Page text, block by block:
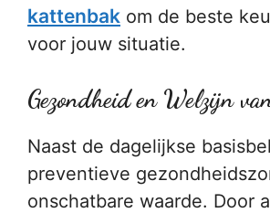
kattenbak om de beste
voor jouw situatie.
Gezondheid en Welzijn
Naast de dagelijkse
preventieve
onschatbare waarde. Door